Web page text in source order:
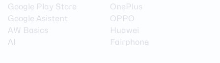
Google Play Store
Google Asistent
AW Basics
AI
OnePlus
OPPO
Huawei
Fairphone